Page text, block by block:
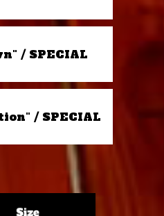
/ SPECIAL
/ SPECIAL